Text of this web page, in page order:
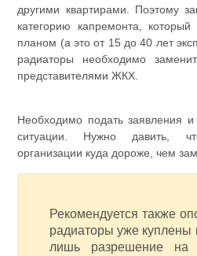
другими квартирами. Поэтому
категорию капремонта,
планом (а это от 15 до 40 лет
радиаторы необходимо
представителями ЖКХ.
Необходимо подать заявления
ситуации. Нужно давить,
организации куда дороже, чем
Рекомендуется также
радиаторы уже куплены
лишь разрешение на